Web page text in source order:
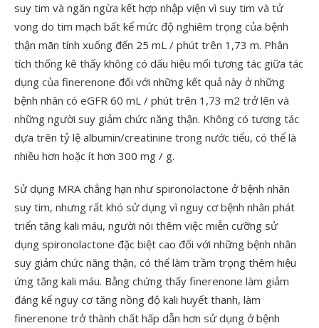
suy tim và ngăn ngừa kết hợp nhập viện vì suy tim và tử
vong do tim mạch bất kể mức độ nghiêm trọng của bệnh
thận mãn tính xuống đến 25 mL / phút trên 1,73 m. Phân
tích thống kê thấy không có dấu hiệu mối tương tác giữa tác
dụng của finerenone đối với những kết quả này ở những
bệnh nhân có eGFR 60 mL / phút trên 1,73 m2 trở lên và
những người suy giảm chức năng thận. Không có tương tác
dựa trên tỷ lệ albumin/creatinine trong nước tiểu, có thể là
nhiều hơn hoặc ít hơn 300 mg / g.
Sử dụng MRA chẳng hạn như spironolactone ở bệnh nhân
suy tim, nhưng rất khó sử dụng vì nguy cơ bệnh nhân phát
triển tăng kali máu, người nói thêm việc miễn cưỡng sử
dụng spironolactone đặc biệt cao đối với những bệnh nhân
suy giảm chức năng thận, có thể làm trầm trọng thêm hiệu
ứng tăng kali máu. Bằng chứng thấy finerenone làm giảm
đáng kể nguy cơ tăng nồng độ kali huyết thanh, làm
finerenone trở thành chất hấp dẫn hơn sử dụng ở bệnh